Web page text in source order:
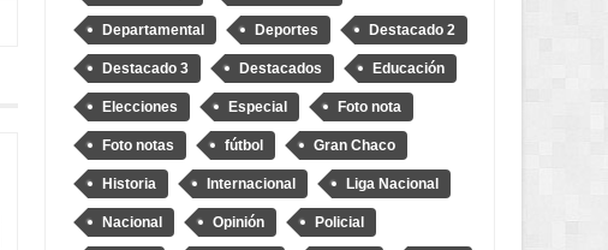
JUN 19, 2026
RECIENTES
Departamental Deportes Destacado 2
Destacado 3 Destacados Educación
Elecciones Especial Foto nota
Foto notas fútbol Gran Chaco
Historia Internacional Liga Nacional
Nacional Opinión Policial